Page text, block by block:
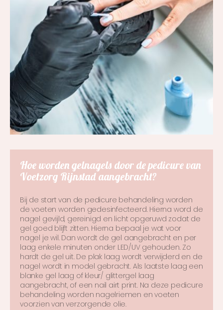
Hoe worden gelnagels door de pedicure van
Voetzorg Rijnstad aangebracht?
Bij de start van de pedicure behandeling worden
de voeten worden gedesinfecteerd. Hierna word de
nagel gevijld, gereinigd en licht opgeruwd zodat de
gel goed blijft zitten. Hierna bepaal je wat voor
nagel je wil. Dan wordt de gel aangebracht en per
laag enkele minuten onder LED/UV gehouden. Zo
hardt de gel uit. De plak laag wordt verwijderd en de
nagel wordt in model gebracht. Als laatste laag een
blanke gel laag of kleur/ glittergel laag
aangebracht, of een nail airt print. Na deze pedicure
behandeling worden nagelriemen en voeten
voorzien van verzorgende olie.